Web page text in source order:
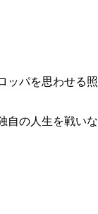
ッパを思わせる照
自の人生を戦いな